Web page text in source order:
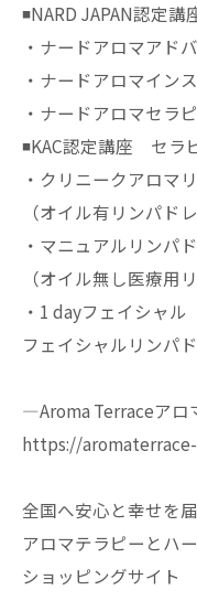
◾️NARD JAPAN認定講
・ナードアロマアド
・ナードアロマイン
・ナードアロマセラ
◾️KAC認定講座 セラ
・クリニークアロマ
（オイル有リンパド
・マニュアルリンパ
（オイル無し医療用
・1 dayフェイシャル
フェイシャルリンパ
—Aroma Terraceア
https://
全国へ安心と幸せを
アロマテラピーとハ
ショッピングサイト